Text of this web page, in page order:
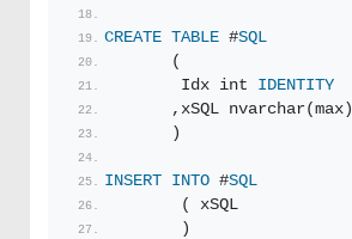
CREATE TABLE #SQL
       (
        Idx int
IDENTITY
       ,xSQL nvarchar(max)
       )
INSERT INTO #SQL
        ( xSQL
        )